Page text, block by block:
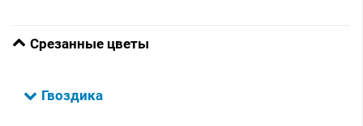
Срезанные цветы
Гвоздика